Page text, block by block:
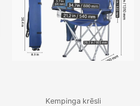
Kempinga krēsli